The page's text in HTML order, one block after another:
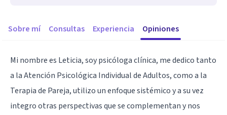
Sobre mí Consultas Experiencia Opiniones
Mi nombre es Leticia, soy psicóloga clínica, me dedico tanto
a la Atención Psicológica Individual de Adultos, como a la
Terapia de Pareja, utilizo un enfoque sistémico y a su vez
integro otras perspectivas que se complementan y nos